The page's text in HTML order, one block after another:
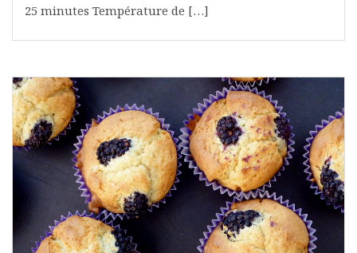
25 minutes Température de […]